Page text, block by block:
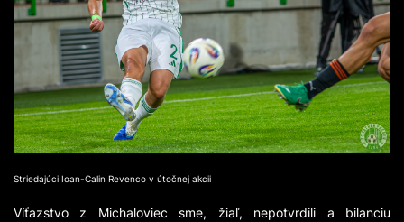
Striedajúci Ioan-Calin Revenco v útočnej akcii
Víťazstvo z Michaloviec sme, žiaľ, nepotvrdili a bilanciu